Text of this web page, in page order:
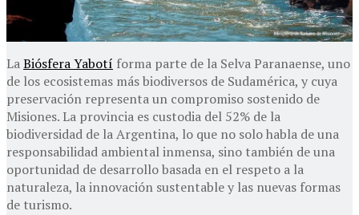
LaBiósfera Yabotí forma parte de la Selva Paranaense, uno
de los ecosistemas más biodiversos de Sudamérica, y cuya
preservación representa un compromiso sostenido de
Misiones. La provincia es custodia del 52% de la
biodiversidad de la Argentina, lo que no solo habla de una
responsabilidad ambiental inmensa, sino también de una
oportunidad de desarrollo basada en el respeto a la
naturaleza, la innovación sustentable y las nuevas formas
de turismo.